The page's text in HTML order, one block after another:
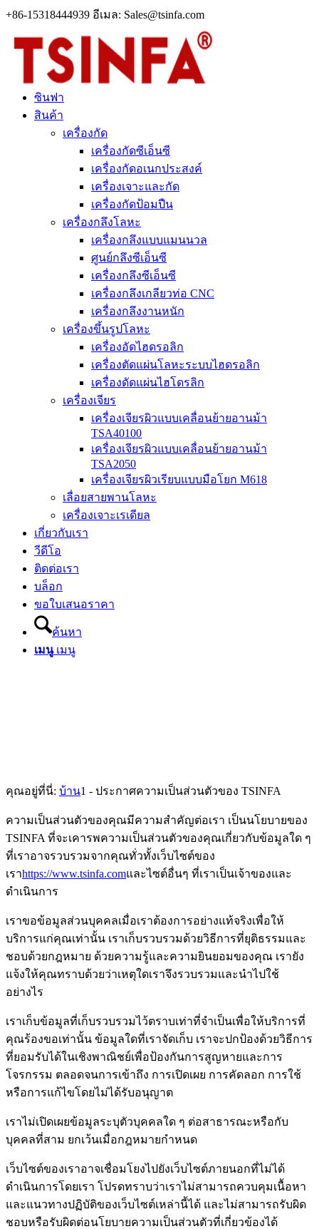
+86-15318444939 อีเมล: Sales@tsinfa.com
ซินฟา
สินค้า
เครื่องกัด
เครื่องกัดซีเอ็นซี
เครื่องกัดอเนกประสงค์
เครื่องเจาะและกัด
เครื่องกัดป้อมปืน
เครื่องกลึงโลหะ
เครื่องกลึงแบบแมนนวล
ศูนย์กลึงซีเอ็นซี
เครื่องกลึงซีเอ็นซี
เครื่องกลึงเกลียวท่อ CNC
เครื่องกลึงงานหนัก
เครื่องขึ้นรูปโลหะ
เครื่องอัดไฮดรอลิก
เครื่องตัดแผ่นโลหะระบบไฮดรอลิก
เครื่องดัดแผ่นไฮโดรลิก
เครื่องเจียร
เครื่องเจียรผิวแบบเคลื่อนย้ายอานม้า
TSA40100
เครื่องเจียรผิวแบบเคลื่อนย้ายอานม้า
TSA2050
เครื่องเจียรผิวเรียบแบบมือโยก M618
เลื่อยสายพานโลหะ
เครื่องเจาะเรเดียล
เกี่ยวกับเรา
วีดีโอ
ติดต่อเรา
บล็อก
ขอใบเสนอราคา
ค้นหา
เมนู เมนู
คุณอยู่ที่นี่: บ้าน1 - ประกาศความเป็นส่วนตัวของ TSINFA
ความเป็นส่วนตัวของคุณมีความสำคัญต่อเรา เป็นนโยบายของ
TSINFA ที่จะเคารพความเป็นส่วนตัวของคุณเกี่ยวกับข้อมูลใด ๆ
ที่เราอาจรวบรวมจากคุณทั่วทั้งเว็บไซต์ของ
เราhttps://www.tsinfa.comและไซต์อื่นๆ ที่เราเป็นเจ้าของและ
ดำเนินการ
เราขอข้อมูลส่วนบุคคลเมื่อเราต้องการอย่างแท้จริงเพื่อให้
บริการแก่คุณเท่านั้น เราเก็บรวบรวมด้วยวิธีการที่ยุติธรรมและ
ชอบด้วยกฎหมาย ด้วยความรู้และความยินยอมของคุณ เรายัง
แจ้งให้คุณทราบด้วยว่าเหตุใดเราจึงรวบรวมและนำไปใช้
อย่างไร
เราเก็บข้อมูลที่เก็บรวบรวมไว้ตราบเท่าที่จำเป็นเพื่อให้บริการที่
คุณร้องขอเท่านั้น ข้อมูลใดที่เราจัดเก็บ เราจะปกป้องด้วยวิธีการ
ที่ยอมรับได้ในเชิงพาณิชย์เพื่อป้องกันการสูญหายและการ
โจรกรรม ตลอดจนการเข้าถึง การเปิดเผย การคัดลอก การใช้
หรือการแก้ไขโดยไม่ได้รับอนุญาต
เราไม่เปิดเผยข้อมูลระบุตัวบุคคลใด ๆ ต่อสาธารณะหรือกับ
บุคคลที่สาม ยกเว้นเมื่อกฎหมายกำหนด
เว็บไซต์ของเราอาจเชื่อมโยงไปยังเว็บไซต์ภายนอกที่ไม่ได้
ดำเนินการโดยเรา โปรดทราบว่าเราไม่สามารถควบคุมเนื้อหา
และแนวทางปฏิบัติของเว็บไซต์เหล่านี้ได้ และไม่สามารถรับผิด
ชอบหรือรับผิดต่อนโยบายความเป็นส่วนตัวที่เกี่ยวข้องได้